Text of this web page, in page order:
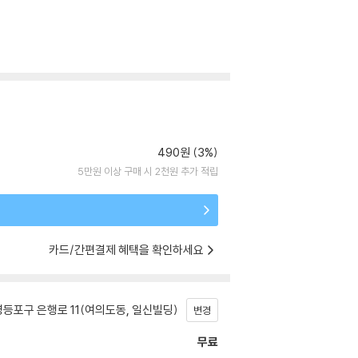
490원 (3%)
5만원 이상 구매 시 2천원 추가 적립
카드/간편결제 혜택을 확인하세요
포구 은행로 11(여의도동, 일신빌딩) 변경
무료